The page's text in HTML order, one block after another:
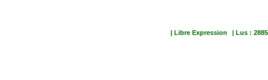
| Libre Expression | Lus : 2885